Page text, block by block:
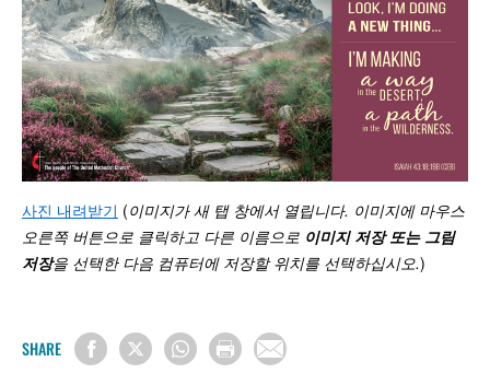
사진 내려받기 (이미지가 새 탭 창에서 열립니다. 이미지에 마우스
오른쪽 버튼으로 클릭하고 다른 이름으로 이미지 저장 또는 그림
저장을 선택한 다음 컴퓨터에 저장할 위치를 선택하십시오.)
SHARE